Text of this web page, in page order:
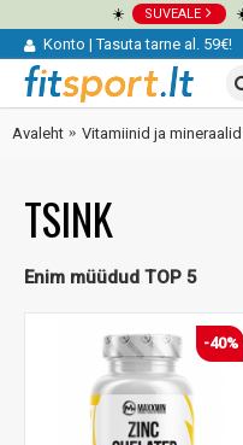
☀️ SUVEALE
Konto |Tasuta tarne al. 59€!
Avaleht Vitamiinid ja mineraalid
TSINK
Enim müüdud TOP 5
-40%